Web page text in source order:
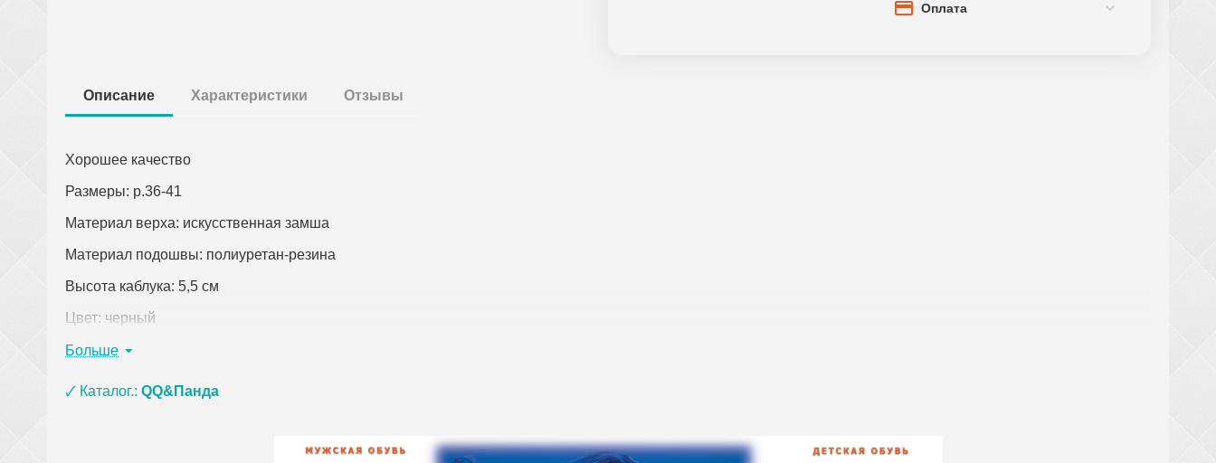
Оплата
Описание Характеристики Отзывы
Хорошее качество
Размеры: р.36-41
Материал верха: искусственная замша
Материал подошвы: полиуретан-резина
Высота каблука: 5,5 см
Цвет: черный
Страна-производитель: Китай
сумки, покрывала, постельное белье, полотенца и т.д.)
Больше
🗸 Каталог.:QQ&Панда